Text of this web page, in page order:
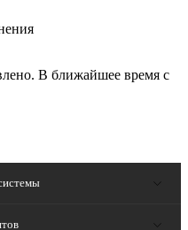
В ближайшее время с